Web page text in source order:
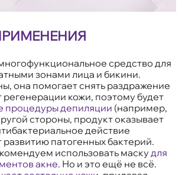
средство для
зонами лица и бикини.
она помогает снять раздражение
регенерации кожи, поэтому будет
процедуры депиляции (например,
стороны, продукт оказывает
действие
развитию патогенных бактерий.
использовать маску для
акне. Но и это ещё не всё.